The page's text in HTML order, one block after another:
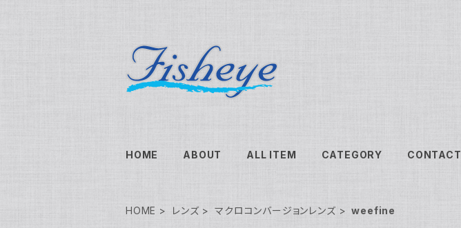
HOME ABOUT ALL ITEM CATEGORY CONTACT
HOME レンズ マクロコンバージョンレンズ weefine